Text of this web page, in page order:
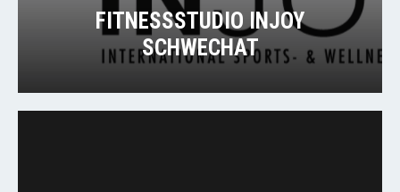
FITNESSSTUDIO INJOY
SCHWECHAT